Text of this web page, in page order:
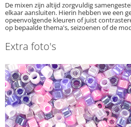
De mixen zijn altijd zorgvuldig
elkaar aansluiten. Hierin hebben we een
opeenvolgende kleuren of juist
op bepaalde thema's, seizoenen of de
Extra foto's